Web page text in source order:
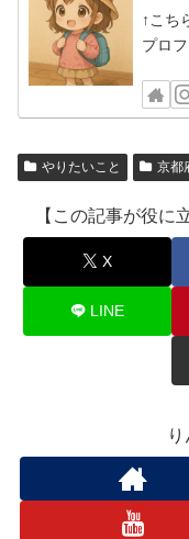
↑こち
プロ
やりたいこと 京都
【この記事が役に
X
LINE